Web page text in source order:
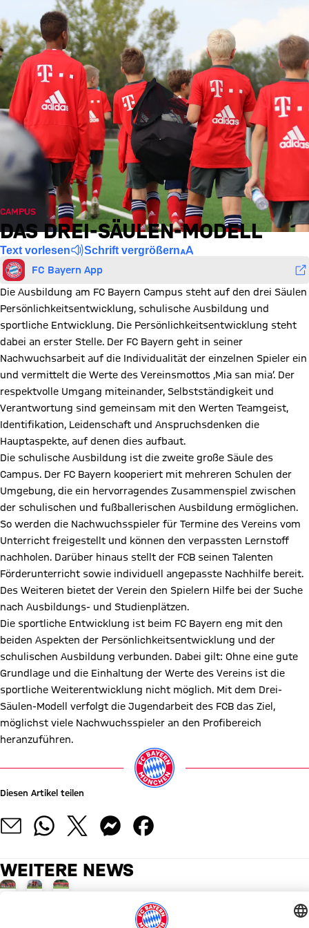
CAMPUS
DAS DREI-SÄULEN-MODELL
Text vorlesen Schrift vergrößern
FC Bayern App
Die Ausbildung am FC Bayern Campus steht auf den drei Säulen
Persönlichkeitsentwicklung, schulische Ausbildung und
sportliche Entwicklung. Die Persönlichkeitsentwicklung steht
dabei an erster Stelle. Der FC Bayern geht in seiner
Nachwuchsarbeit auf die Individualität der einzelnen Spieler ein
und vermittelt die Werte des Vereinsmottos ‚Mia san mia‘. Der
respektvolle Umgang miteinander, Selbstständigkeit und
Verantwortung sind gemeinsam mit den Werten Teamgeist,
Identifikation, Leidenschaft und Anspruchsdenken die
Hauptaspekte, auf denen dies aufbaut.
Die schulische Ausbildung ist die zweite große Säule des
Campus. Der FC Bayern kooperiert mit mehreren Schulen der
Umgebung, die ein hervorragendes Zusammenspiel zwischen
der schulischen und fußballerischen Ausbildung ermöglichen.
So werden die Nachwuchsspieler für Termine des Vereins vom
Unterricht freigestellt und können den verpassten Lernstoff
nachholen. Darüber hinaus stellt der FCB seinen Talenten
Förderunterricht sowie individuell angepasste Nachhilfe bereit.
Des Weiteren bietet der Verein den Spielern Hilfe bei der Suche
nach Ausbildungs- und Studienplätzen.
Die sportliche Entwicklung ist beim FC Bayern eng mit den
beiden Aspekten der Persönlichkeitsentwicklung und der
schulischen Ausbildung verbunden. Dabei gilt: Ohne eine gute
Grundlage und die Einhaltung der Werte des Vereins ist die
sportliche Weiterentwicklung nicht möglich. Mit dem Drei-
Säulen-Modell verfolgt die Jugendarbeit des FCB das Ziel,
möglichst viele Nachwuchsspieler an den Profibereich
heranzuführen.
Diesen Artikel teilen
WEITERE NEWS
Entwicklungsbereiche